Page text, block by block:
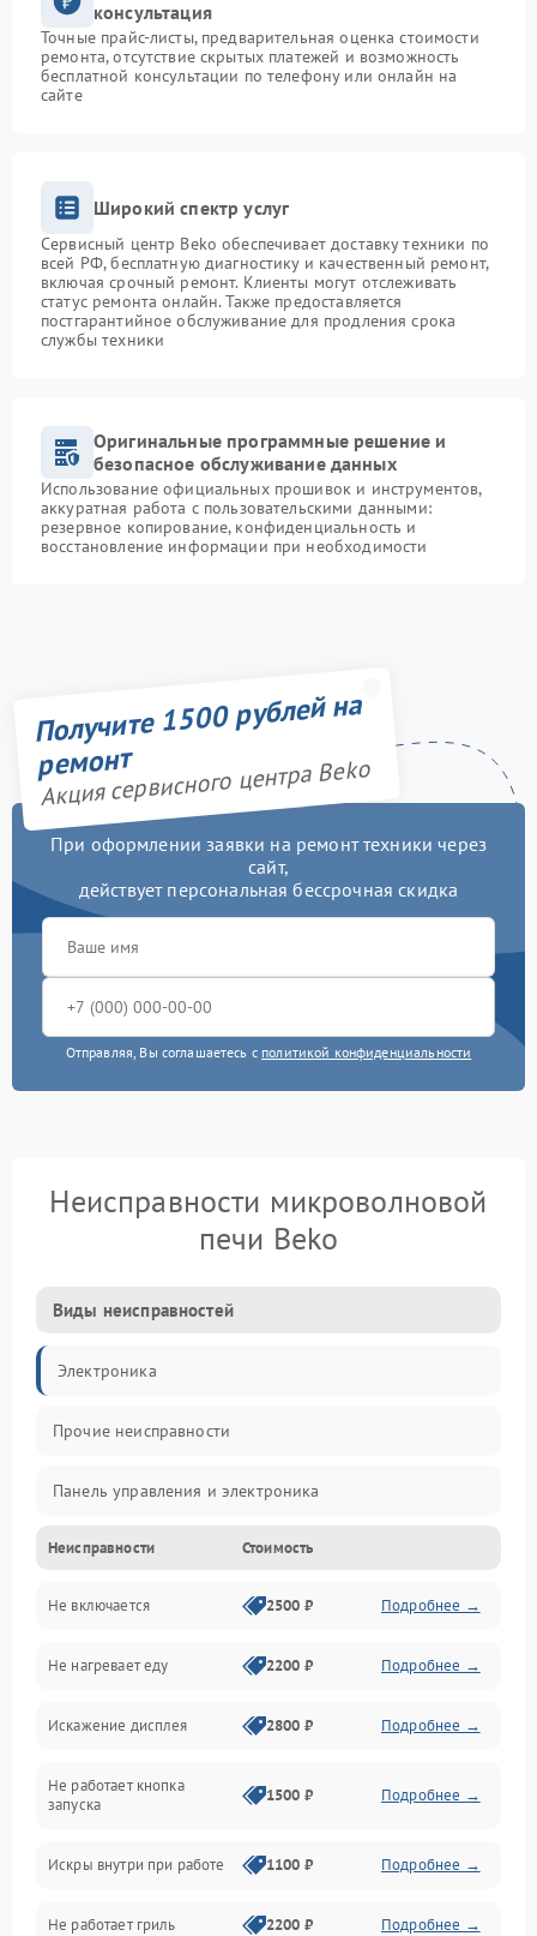
консультация
Точные прайс-листы, предварительная оценка стоимости
ремонта, отсутствие скрытых платежей и возможность
бесплатной консультации по телефону или онлайн на
сайте
Широкий спектр услуг
Сервисный центр Beko обеспечивает доставку техники по
всей РФ, бесплатную диагностику и качественный ремонт,
включая срочный ремонт. Клиенты могут отслеживать
статус ремонта онлайн. Также предоставляется
постгарантийное обслуживание для продления срока
службы техники
Оригинальные программные решение и
безопасное обслуживание данных
Использование официальных прошивок и инструментов,
аккуратная работа с пользовательскими данными:
резервное копирование, конфиденциальность и
восстановление информации при необходимости
Получите 1500 рублей на
ремонт
Акция сервисного центра Beko
При оформлении заявки на ремонт техники через
сайт,
действует персональная бессрочная скидка
Отправляя, Вы соглашаетесь с политикой конфиденциальности
Неисправности микроволновой
печи Beko
Виды неисправностей
Электроника
Прочие неисправности
Панель управления и электроника
Дверца и корпус
Механика и внутренние элементы
Механические повреждения
Питание и запуск
Нагрев и приготовление
Программное обеспечение
Неисправности Стоимость
Не включается 2500 ₽ Подробнее →
Не нагревает еду 2200 ₽ Подробнее →
Искажение дисплея 2800 ₽ Подробнее →
Не работает кнопка
запуска
1500 ₽ Подробнее →
Искры внутри при работе 1100 ₽ Подробнее →
Не работает гриль 2200 ₽ Подробнее →